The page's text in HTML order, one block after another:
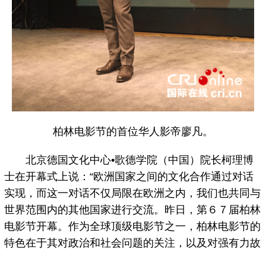
柏林电影节的首位华人影帝廖凡。
北京德国文化中心•歌德学院（中国）院长柯理博
士在开幕式上说：“欧洲国家之间的文化合作通过对话
实现，而这一对话不仅局限在欧洲之内，我们也共同与
世界范围内的其他国家进行交流。昨日，第６７届柏林
电影节开幕。作为全球顶级电影节之一，柏林电影节的
特色在于其对政治和社会问题的关注，以及对强有力故